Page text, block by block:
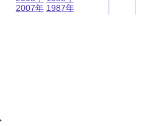
2007年 1987年